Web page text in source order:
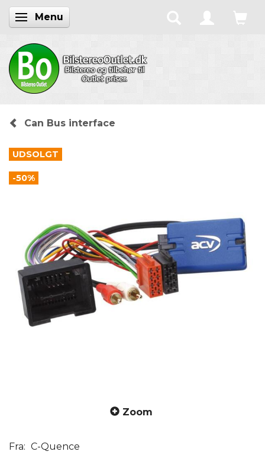
Skifte navigation
Menu
Can Bus interface
UDSOLGT
-50%
Zoom
Fra: C-Quence